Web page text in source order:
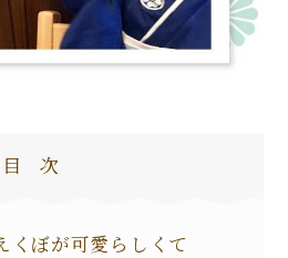
目次
くぼが可愛らしくて